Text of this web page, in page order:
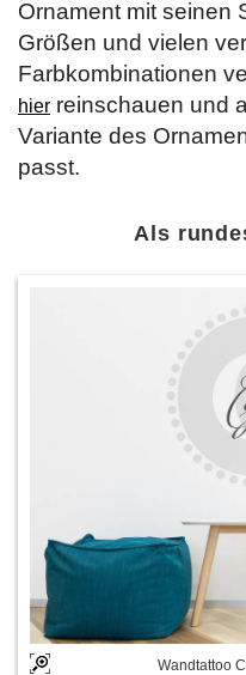
Ornament mit seinen
Größen und vielen
Farbkombinationen
hier reinschauen und
Variante des
passt.
Als
Wandtattoo